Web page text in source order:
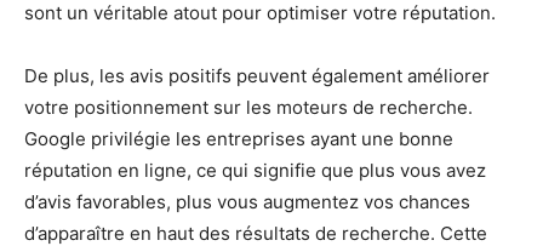
sont un véritable atout pour optimiser votre réputation.
De plus, les avis positifs peuvent également améliorer
votre positionnement sur les moteurs de recherche.
Google privilégie les entreprises ayant une bonne
réputation en ligne, ce qui signifie que plus vous avez
d’avis favorables, plus vous augmentez vos chances
d’apparaître en haut des résultats de recherche. Cette